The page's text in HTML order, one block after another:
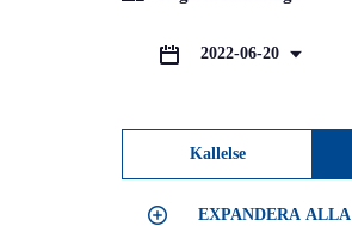
2022-06-20
Kallelse
EXPANDERA ALLA